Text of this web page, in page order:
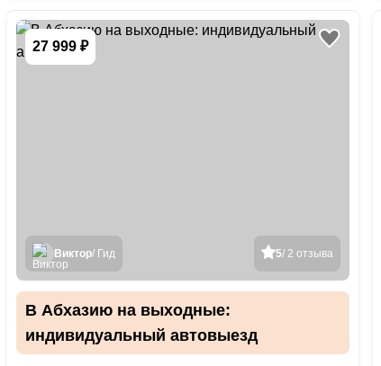
27 999 ₽
5/ 2 отзыва
Виктор/ Гид
В Абхазию на выходные:
индивидуальный автовыезд